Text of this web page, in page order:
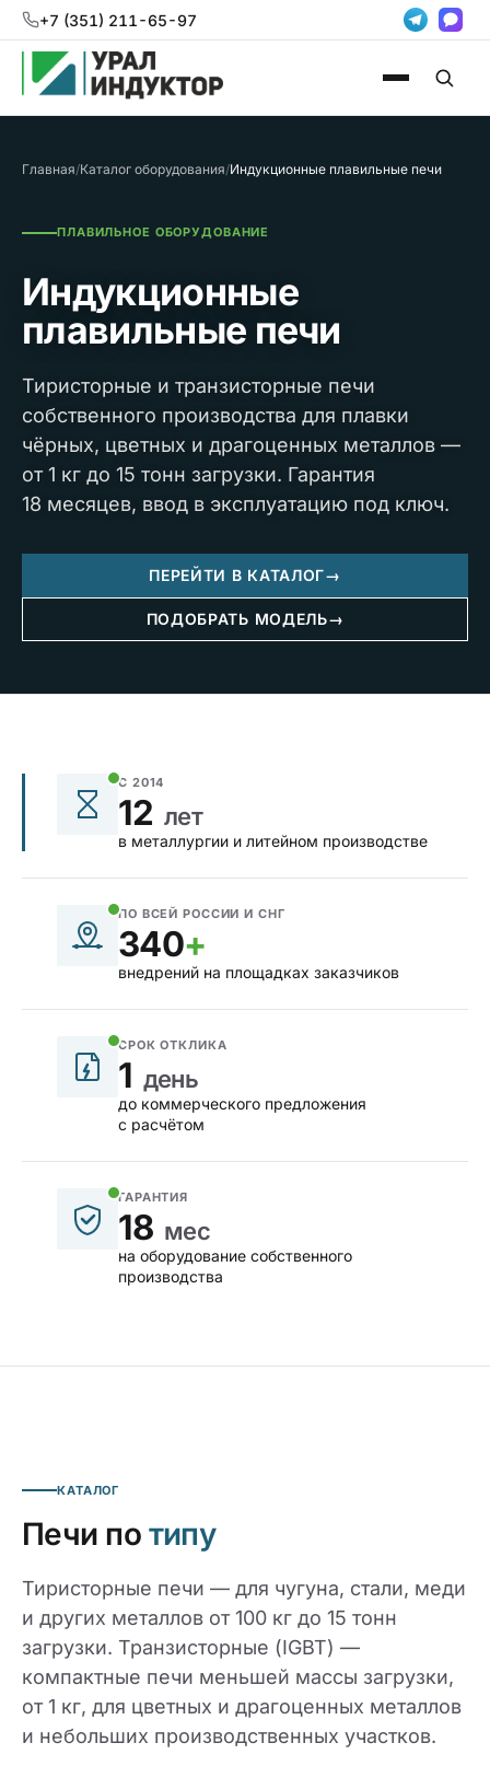
+7 (351) 211-65-97
Главная/Каталог оборудования/Индукционные плавильные печи
ПЛАВИЛЬНОЕ ОБОРУДОВАНИЕ
Индукционные
плавильные печи
Тиристорные и транзисторные печи
собственного производства для плавки
чёрных, цветных и драгоценных металлов —
от 1 кг до 15 тонн загрузки. Гарантия
18 месяцев, ввод в эксплуатацию под ключ.
ПЕРЕЙТИ В КАТАЛОГ→
ПОДОБРАТЬ МОДЕЛЬ→
С 2014
12 лет
в металлургии и литейном производстве
ПО ВСЕЙ РОССИИ И СНГ
340+
внедрений на площадках заказчиков
СРОК ОТКЛИКА
1 день
до коммерческого предложения
с расчётом
ГАРАНТИЯ
18 мес
на оборудование собственного
производства
КАТАЛОГ
Печи по типу
Тиристорные печи — для чугуна, стали, меди
и других металлов от 100 кг до 15 тонн
загрузки. Транзисторные (IGBT) —
компактные печи меньшей массы загрузки,
от 1 кг, для цветных и драгоценных металлов
и небольших производственных участков.